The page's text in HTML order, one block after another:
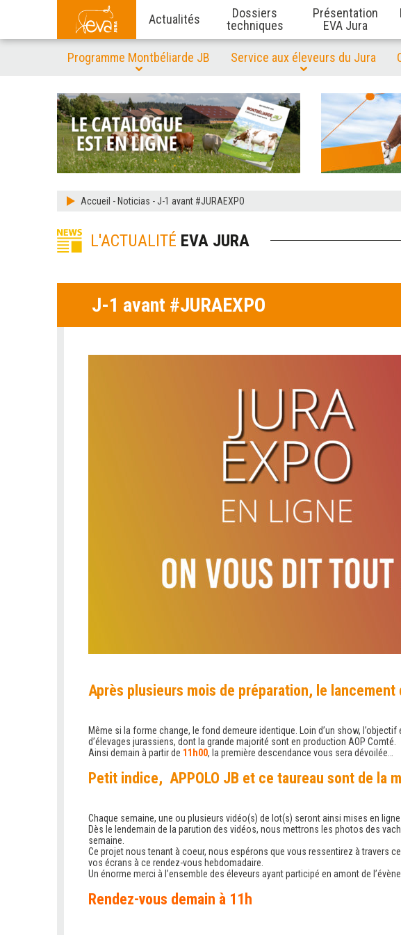
Actualités
Dossiers
techniques
Présentation
EVA Jura
Programme Montbéliarde JB Service aux éleveurs du Jura
Accueil - Noticias -J-1 avant #JURAEXPO
L'ACTUALITÉ EVA JURA
J-1 avant #JURAEXPO
Après plusieurs mois de préparation, le lancement
Même si la forme change, le fond demeure identique. Loin d’un show,
d’élevages jurassiens, dont la grande majorité sont en production AOP Comté.
Ainsi demain à partir de 11h00, la première descendance vous sera dévoilée…
Petit indice, APPOLO JB et ce taureau sont de la
Chaque semaine, une ou plusieurs vidéo(s) de lot(s) seront ainsi mises en
Dès le lendemain de la parution des vidéos, nous mettrons les photos des
semaine.
Ce projet nous tenant à coeur, nous espérons que vous ressentirez à travers
vos écrans à ce rendez-vous hebdomadaire.
Un énorme merci à l’ensemble des éleveurs ayant participé en amont de
Rendez-vous demain à 11h